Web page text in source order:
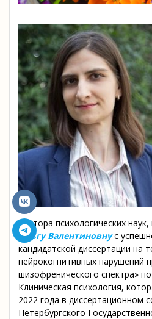
доктора психологических
Ольгу Валентиновнус
кандидатской диссертации на
нейрокогнитивных нарушений
шизофренического спектра»
Клиническая психология,
2022 года в диссертационном
Петербургского